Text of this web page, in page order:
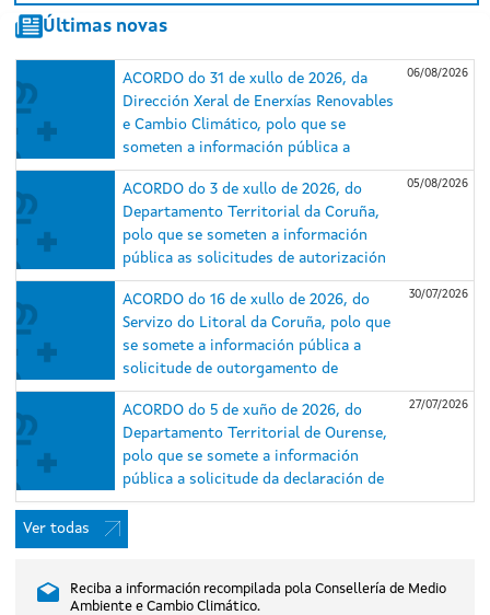
Últimas novas
ACORDO do 31 de xullo de 2026, da
Dirección Xeral de Enerxías Renovables
e Cambio Climático, polo que se
someten a información pública a
solicitude de autorización
administrativa previa e de construción
e o estudo de impacto ambiental (EsIA)
do proxecto do parque eólico
Repotenciación Serra da Loba e das
súas infraestruturas de evacuación,
nos concellos de Guitiriz e Xermade
(Lugo) e Aranga e Monfero (A Coruña)
(expediente IN408A 2025/018).
06/08/2026
ACORDO do 3 de xullo de 2026, do
Departamento Territorial da Coruña,
polo que se someten a información
pública as solicitudes de autorización
administrativa previa e de construción
e o estudo de impacto ambiental dos
proxectos do parque eólico
Repotenciación Barbanza I (expediente
IN408A 2025/007) e do parque eólico
Repotenciación Barbanza II (expediente
IN408A 2025/006), situados nos
concellos do Porto do Son, A Pobra do
Caramiñal e Boiro (A Coruña).
05/08/2026
ACORDO do 16 de xullo de 2026, do
Servizo do Litoral da Coruña, polo que
se somete a información pública a
solicitude de outorgamento de
concesión de ocupación de dominio
público marítimo-terrestre para caseta
de salvamento, duchas e lavapés na
praia de Gandarío, no concello de
Bergondo (A Coruña).
30/07/2026
ACORDO do 5 de xuño de 2026, do
Departamento Territorial de Ourense,
polo que se somete a información
pública a solicitude da declaración de
utilidade pública, en concreto, coa
proxecto do parque eólico Xesteirón,
Montederramo (Ourense), promovido
27/07/2026
Ver todas
Reciba a información recompilada pola Consellería de Medio
Ambiente e Cambio Climático.